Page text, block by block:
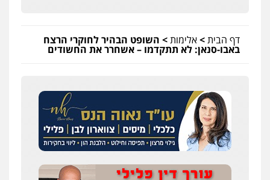
דף הבית>אלימות> השופט הבהיר לחוקרי הרצח
באבו-סנאן: לא תתקדמו – אשחרר את החשודים